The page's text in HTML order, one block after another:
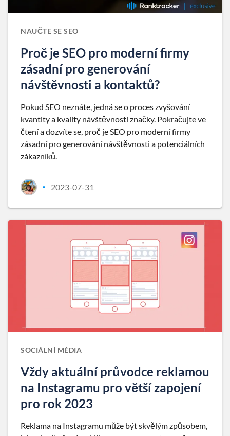
NAUČTE SE SEO
Proč je SEO pro moderní firmy
zásadní pro generování
návštěvnosti a kontaktů?
Pokud SEO neznáte, jedná se o proces zvyšování
kvantity a kvality návštěvnosti značky. Pokračujte ve
čtení a dozvíte se, proč je SEO pro moderní firmy
zásadní pro generování návštěvnosti a potenciálních
zákazníků.
• 2023-07-31
SOCIÁLNÍ MÉDIA
Vždy aktuální průvodce reklamou
na Instagramu pro větší zapojení
pro rok 2023
Reklama na Instagramu může být skvělým způsobem,